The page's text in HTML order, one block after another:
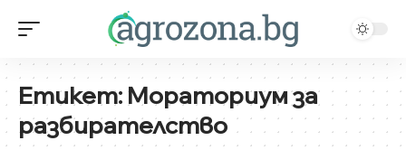
Етикет:Мораториум за
разбирателство